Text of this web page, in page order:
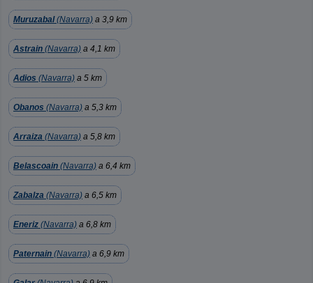
Muruzabal(Navarra) a 3,9 km
Astrain (Navarra) a 4,1 km
Adios (Navarra) a 5 km
Obanos (Navarra) a 5,3 km
Arraiza (Navarra) a 5,8 km
Belascoain (Navarra) a 6,4 km
Zabalza (Navarra) a 6,5 km
Eneriz (Navarra) a 6,8 km
Paternain (Navarra) a 6,9 km